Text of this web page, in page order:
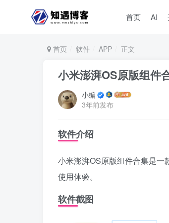
首页 AI
首页 软件 APP 正文
小米澎湃OS原版组件
小编
3年前发布
软件介绍
小米澎湃OS原版组件合集是一
使用体验。
软件截图